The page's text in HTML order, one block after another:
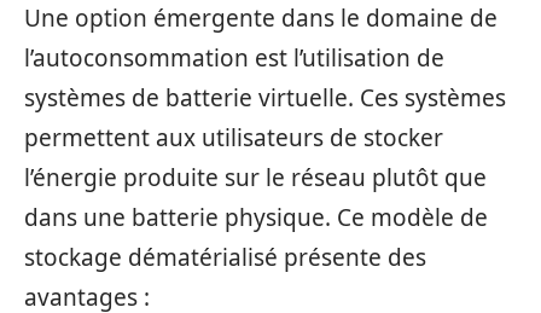
Une option émergente dans le domaine de
l’autoconsommation est l’utilisation de
systèmes de batterie virtuelle. Ces systèmes
permettent aux utilisateurs de stocker
l’énergie produite sur le réseau plutôt que
dans une batterie physique. Ce modèle de
stockage dématérialisé présente des
avantages :